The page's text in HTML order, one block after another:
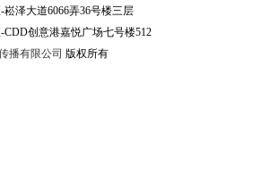
泽大道6066弄36号楼三层
创意港嘉悦广场七号楼512
播有限公司 版权所有